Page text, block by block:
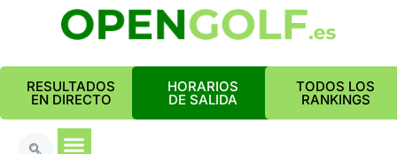
RESULTADOS
EN DIRECTO
HORARIOS
DE SALIDA
TODOS LOS
RANKINGS